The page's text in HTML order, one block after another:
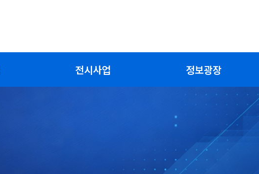
전시사업 정보광장